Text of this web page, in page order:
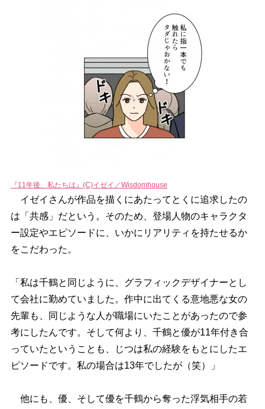
『11年後、私たちは』(C)イゼイ／Wisdomhouse
イゼイさんが作品を描くにあたってとくに追求したの
は「共感」だという。そのため、登場人物のキャラクタ
ー設定やエピソードに、いかにリアリティを持たせるか
をこだわった。
「私は千鶴と同じように、グラフィックデザイナーとし
て会社に勤めていました。作中に出てくる意地悪な女の
先輩も、同じような人が職場にいたことがあったので参
考にしたんです。そして何より、千鶴と優が11年付き合
っていたということも、じつは私の経験をもとにしたエ
ピソードです。私の場合は13年でしたが（笑）」
他にも、優、そして優を千鶴から奪った浮気相手の若